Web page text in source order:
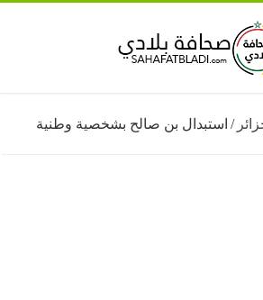
استبدال بن صالح بشخصية وطنية